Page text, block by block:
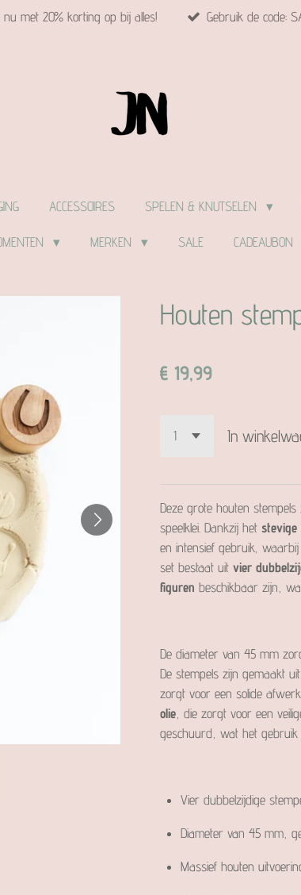
nu met 20% korting op bij alles! Gebruik de code:
ACCESSOIRES SPELEN & KNUTSELEN
MERKEN SALE CADEAUBON
Houten
€ 19,99
In
Deze grote houten
speelklei. Dankzij het
en intensief gebruik,
set bestaat uit vier
figuren beschikbaar zijn,
De diameter van 45 mm
De stempels zijn gemaakt
zorgt voor een solide
olie , die zorgt voor een
geschuurd, wat het gebruik
Vier dubbelzijdige
Diameter van 45 mm,
Massief houten